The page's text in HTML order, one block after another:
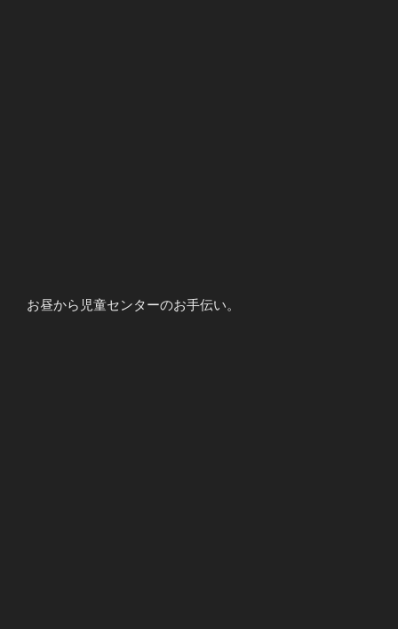
お昼から児童センターのお手伝い。